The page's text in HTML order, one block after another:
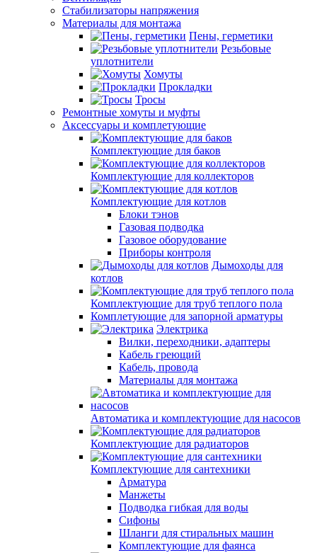
Стабилизаторы напряжения
Материалы для монтажа
Пены, герметики
Резьбовые
уплотнители
Хомуты
Прокладки
Тросы
Ремонтные хомуты и муфты
Аксессуары и комплетующие
Комплектующие для баков
Комплектующие для коллекторов
Комплектующие для котлов
Блоки тэнов
Газовая подводка
Газовое оборудование
Приборы контроля
Дымоходы для
котлов
Комплектующие для труб теплого пола
Комплетующие для запорной арматуры
Электрика
Вилки, переходники, адаптеры
Кабель греющий
Кабель, провода
Материалы для монтажа
Автоматика и комплектующие для насосов
Комплектующие для радиаторов
Комплектующие для сантехники
Арматура
Манжеты
Подводка гибкая для воды
Сифоны
Шланги для стиральных машин
Комплектующие для фаянса